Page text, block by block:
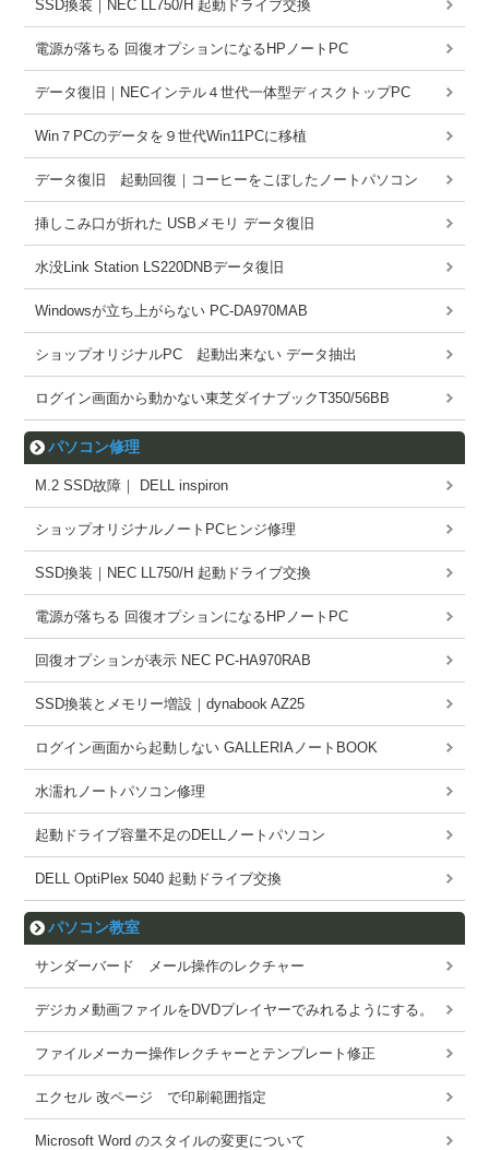
SSD換装｜NEC LL750/H 起動ドライブ交換
電源が落ちる 回復オプションになるHPノートPC
データ復旧｜NECインテル４世代一体型ディスクトップPC
Win７PCのデータを９世代Win11PCに移植
データ復旧 起動回復｜コーヒーをこぼしたノートパソコン
挿しこみ口が折れた USBメモリ データ復旧
水没Link Station LS220DNBデータ復旧
Windowsが立ち上がらない PC-DA970MAB
ショップオリジナルPC 起動出来ない データ抽出
ログイン画面から動かない東芝ダイナブックT350/56BB
パソコン修理
M.2 SSD故障｜ DELL inspiron
ショップオリジナルノートPCヒンジ修理
SSD換装｜NEC LL750/H 起動ドライブ交換
電源が落ちる 回復オプションになるHPノートPC
回復オプションが表示 NEC PC-HA970RAB
SSD換装とメモリー増設｜dynabook AZ25
ログイン画面から起動しない GALLERIAノートBOOK
水濡れノートパソコン修理
起動ドライブ容量不足のDELLノートパソコン
DELL OptiPlex 5040 起動ドライブ交換
パソコン教室
サンダーバード メール操作のレクチャー
デジカメ動画ファイルをDVDプレイヤーでみれるようにする。
ファイルメーカー操作レクチャーとテンプレート修正
エクセル 改ページ で印刷範囲指定
Microsoft Word のスタイルの変更について